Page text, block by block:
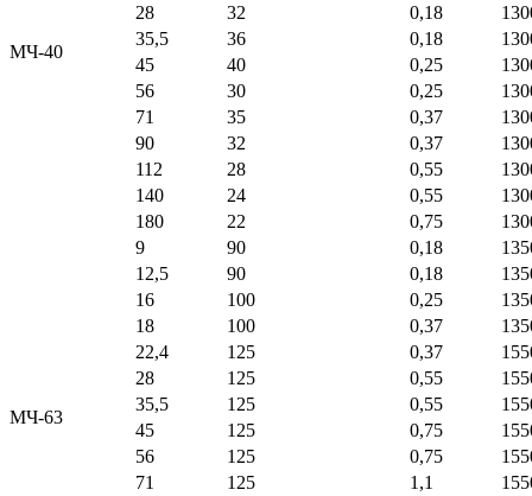
МЧ-40
28
32 0,18
35,5
36 0,18
45
40 0,25
56
30 0,25
71
35 0,37
90
32 0,37
112
28 0,55
140
24 0,55
180
22 0,75
МЧ-63
9 90 0,18
12,5
90 0,18
16
100 0,25
18
100 0,37
22,4
125 0,37
28
125 0,55
35,5
125 0,55
45
125 0,75
56
125 0,75
71
125 1,1